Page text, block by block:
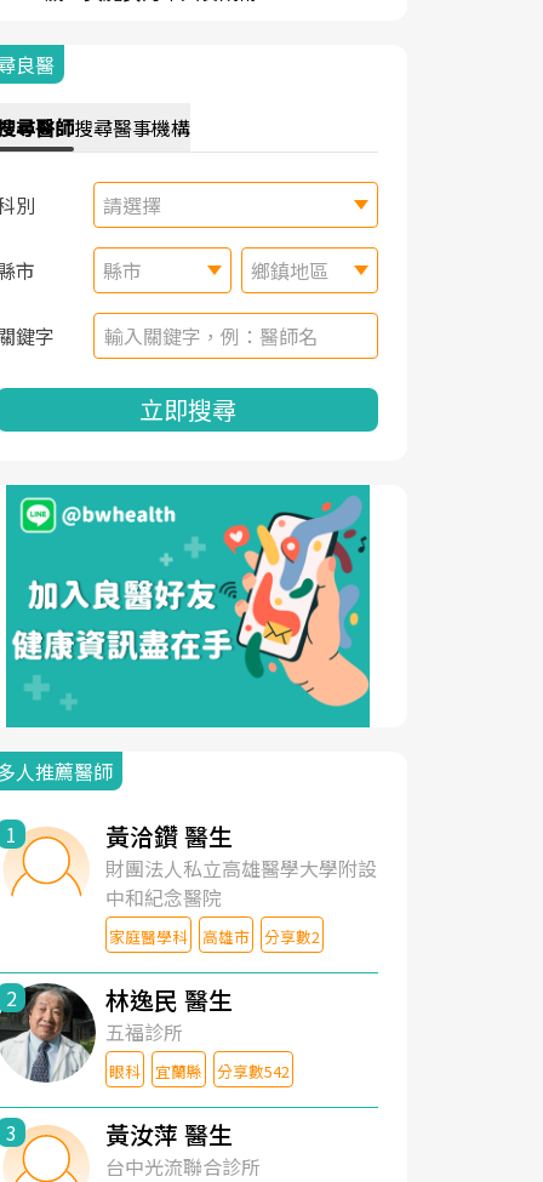
良醫
尋醫師搜尋醫事機構
別 請選擇
市 縣市 鄉鎮地區
鍵字
立即搜尋
人推薦醫師
1 黃洽鑽 醫生
財團法人私立高雄醫學大學附設
中和紀念醫院
家庭醫學科 高雄市 分享數2
2 林逸民 醫生
五福診所
眼科 宜蘭縣 分享數542
3 黃汝萍 醫生
台中光流聯合診所